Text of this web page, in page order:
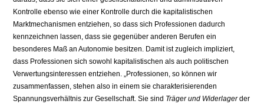
Kontrolle ebenso wie einer Kontrolle durch die kapitalistischen
Marktmechanismen entziehen, so dass sich Professionen dadurch
kennzeichnen lassen, dass sie gegenüber anderen Berufen ein
besonderes Maß an Autonomie besitzen. Damit ist zugleich impliziert,
dass Professionen sich sowohl kapitalistischen als auch politischen
Verwertungsinteressen entziehen. „Professionen, so können wir
zusammenfassen, stehen also in einem sie charakterisierenden
Spannungsverhältnis zur Gesellschaft. Sie sind Träger und Widerlagerder